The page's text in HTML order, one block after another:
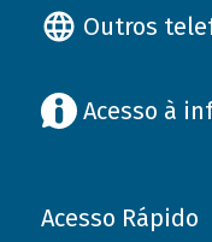
Outros
Acesso à
Acesso Rápido